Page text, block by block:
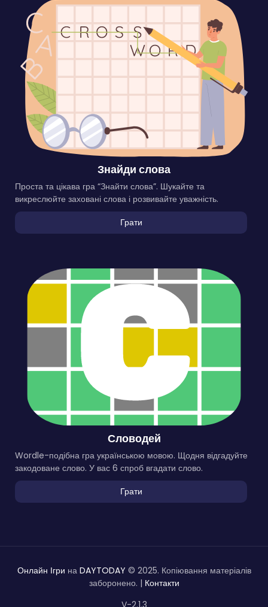
Знайди слова
Проста та цікава гра “Знайти слова”. Шукайте та
викреслюйте заховані слова і розвивайте уважність.
Грати
Словодей
Wordle-подібна гра українською мовою. Щодня відгадуйте
закодоване слово. У вас 6 спроб вгадати слово.
Грати
Онлайн Ігри на DAYTODAY © 2025. Копіювання матеріалів
заборонено. | Контакти